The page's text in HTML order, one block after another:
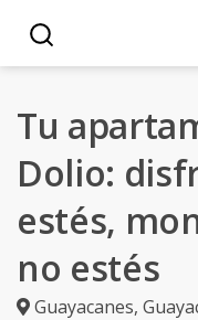
Tu
Dolio:
estés,
no estés
Guayacanes,